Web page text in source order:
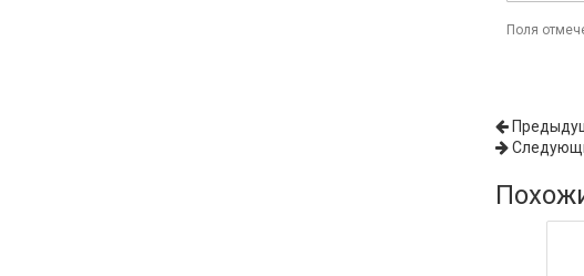
Поля